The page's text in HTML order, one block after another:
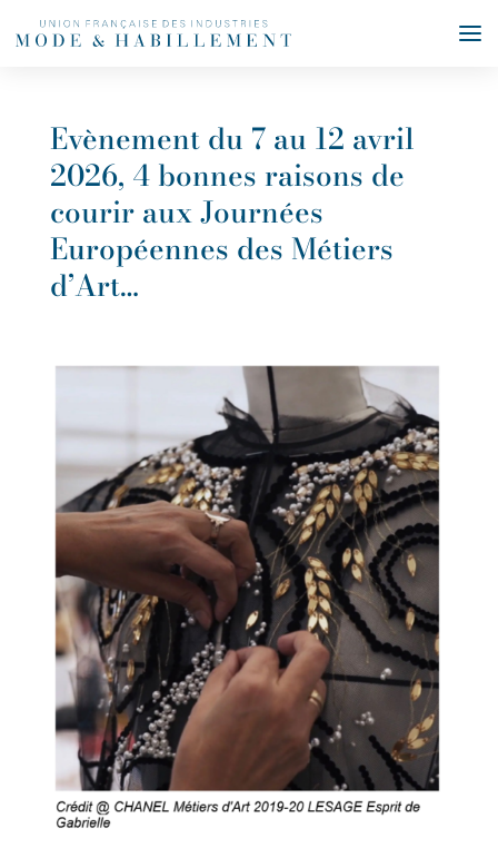
Evènement du 7 au 12 avril
2026, 4 bonnes raisons de
courir aux Journées
Européennes des Métiers
d’Art…